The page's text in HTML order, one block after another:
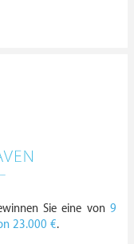
Sie eine von 9
23.000 €.